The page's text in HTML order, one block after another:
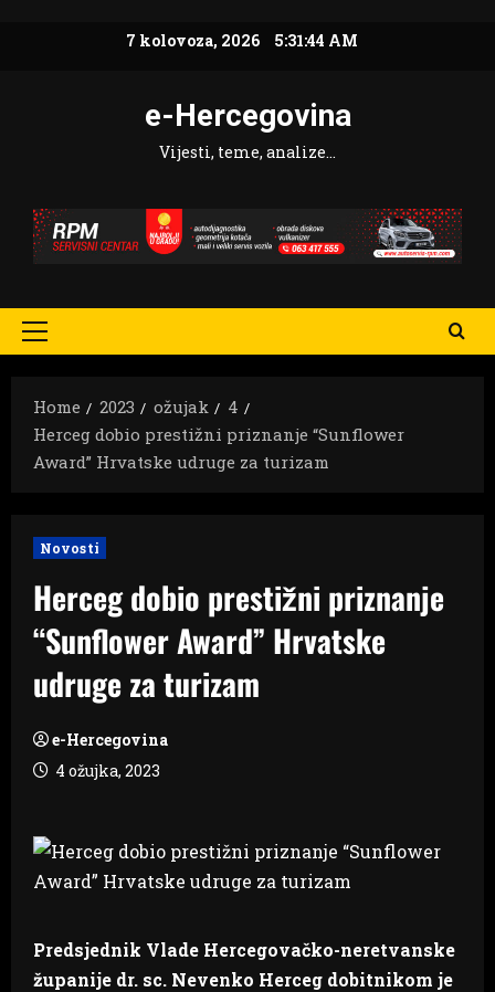
7 kolovoza, 2026 5:31:45 AM
e-Hercegovina
Vijesti, teme, analize…
Primary
Home
2023 ožujak
4
Herceg dobio prestižni priznanje “Sunflower
Award” Hrvatske udruge za turizam
Novosti
Herceg dobio prestižni priznanje
“Sunflower Award” Hrvatske
udruge za turizam
e-Hercegovina
4 ožujka, 2023
Predsjednik Vlade Hercegovačko-neretvanske
županije dr. sc. Nevenko Herceg dobitnikom je